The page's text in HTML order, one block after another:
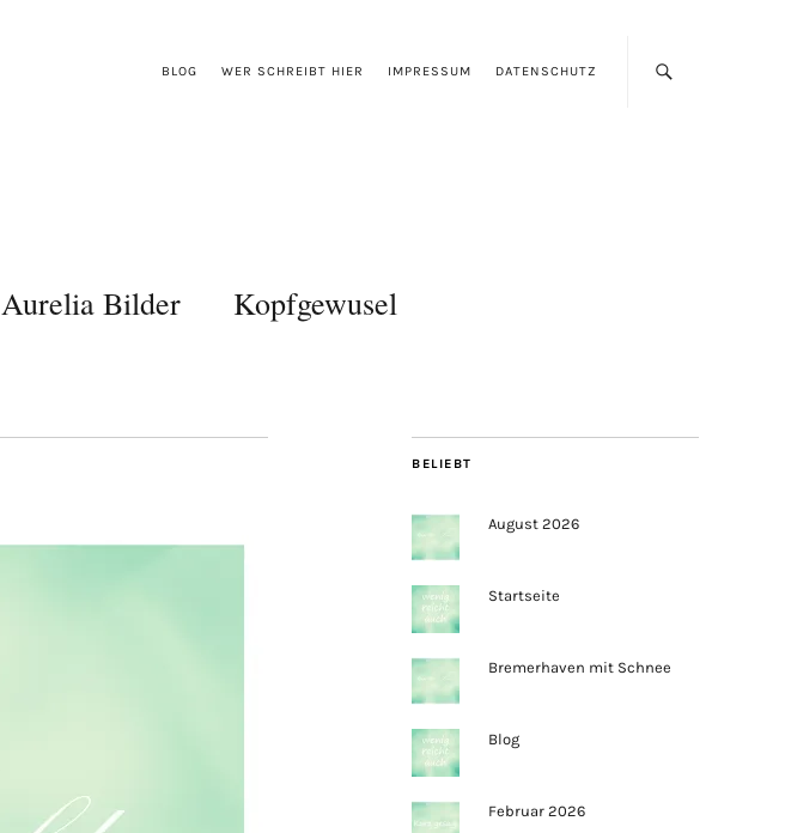
BLOG WER SCHREIBT HIER IMPRESSUM DATENSCHUTZ
Aurelia Bilder Kopfgewusel
BELIEBT
August 2026
Startseite
Bremerhaven mit Schnee
Blog
Februar 2026